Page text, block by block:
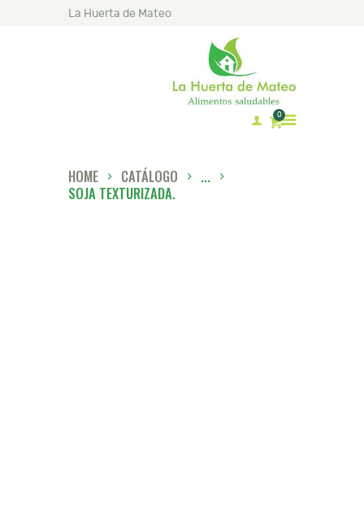
La Huerta de Mateo
0
HOME CATÁLOGO
...
SOJA TEXTURIZADA.
INICIO